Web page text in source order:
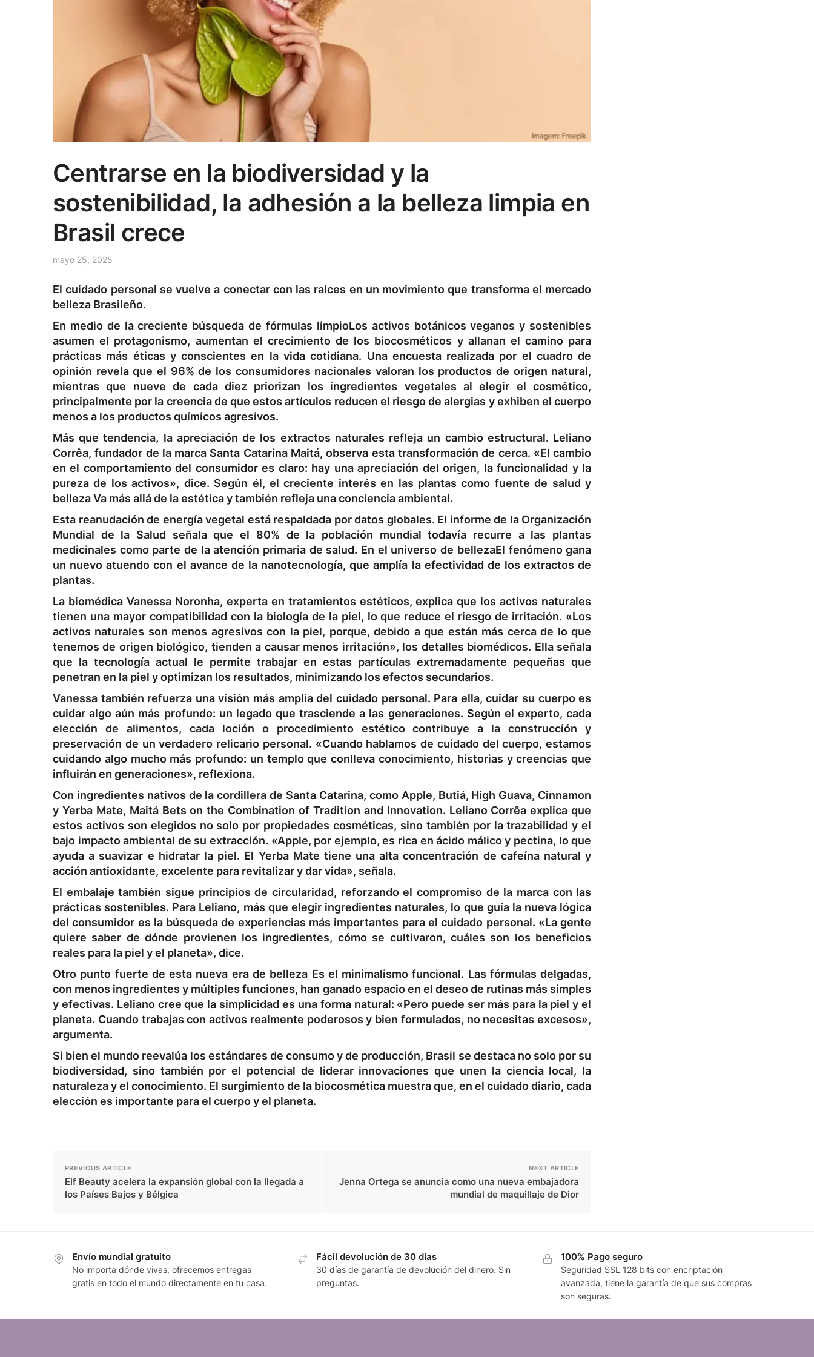
Centrarse en la biodiversidad y la
sostenibilidad, la adhesión a la belleza limpia en
Brasil crece
mayo 25, 2025
El cuidado personal se vuelve a conectar con las raíces en un movimiento que transforma el mercado
belleza Brasileño.
En medio de la creciente búsqueda de fórmulas limpioLos activos botánicos veganos y sostenibles
asumen el protagonismo, aumentan el crecimiento de los biocosméticos y allanan el camino para
prácticas más éticas y conscientes en la vida cotidiana. Una encuesta realizada por el cuadro de
opinión revela que el 96% de los consumidores nacionales valoran los productos de origen natural,
mientras que nueve de cada diez priorizan los ingredientes vegetales al elegir el cosmético,
principalmente por la creencia de que estos artículos reducen el riesgo de alergias y exhiben el cuerpo
menos a los productos químicos agresivos.
Más que tendencia, la apreciación de los extractos naturales refleja un cambio estructural. Leliano
Corrêa, fundador de la marca Santa Catarina Maitá, observa esta transformación de cerca. «El cambio
en el comportamiento del consumidor es claro: hay una apreciación del origen, la funcionalidad y la
pureza de los activos», dice. Según él, el creciente interés en las plantas como fuente de salud y
bellezaVa más allá de la estética y también refleja una conciencia ambiental.
Esta reanudación de energía vegetal está respaldada por datos globales. El informe de la Organización
Mundial de la Salud señala que el 80% de la población mundial todavía recurre a las plantas
medicinales como parte de la atención primaria de salud. En el universo de bellezaEl fenómeno gana
un nuevo atuendo con el avance de la nanotecnología, que amplía la efectividad de los extractos de
plantas.
La biomédica Vanessa Noronha, experta en tratamientos estéticos, explica que los activos naturales
tienen una mayor compatibilidad con la biología de la piel, lo que reduce el riesgo de irritación. «Los
activos naturales son menos agresivos con la piel, porque, debido a que están más cerca de lo que
tenemos de origen biológico, tienden a causar menos irritación», los detalles biomédicos. Ella señala
que la tecnología actual le permite trabajar en estas partículas extremadamente pequeñas que
penetran en la piel y optimizan los resultados, minimizando los efectos secundarios.
Vanessa también refuerza una visión más amplia del cuidado personal. Para ella, cuidar su cuerpo es
cuidar algo aún más profundo: un legado que trasciende a las generaciones. Según el experto, cada
elección de alimentos, cada loción o procedimiento estético contribuye a la construcción y
preservación de un verdadero relicario personal. «Cuando hablamos de cuidado del cuerpo, estamos
cuidando algo mucho más profundo: un templo que conlleva conocimiento, historias y creencias que
influirán en generaciones», reflexiona.
Con ingredientes nativos de la cordillera de Santa Catarina, como Apple, Butiá, High Guava, Cinnamon
y Yerba Mate, Maitá Bets on the Combination of Tradition and Innovation. Leliano Corrêa explica que
estos activos son elegidos no solo por propiedades cosméticas, sino también por la trazabilidad y el
bajo impacto ambiental de su extracción. «Apple, por ejemplo, es rica en ácido málico y pectina, lo que
ayuda a suavizar e hidratar la piel. El Yerba Mate tiene una alta concentración de cafeína natural y
acción antioxidante, excelente para revitalizar y dar vida», señala.
El embalaje también sigue principios de circularidad, reforzando el compromiso de la marca con las
prácticas sostenibles. Para Leliano, más que elegir ingredientes naturales, lo que guía la nueva lógica
del consumidor es la búsqueda de experiencias más importantes para el cuidado personal. «La gente
quiere saber de dónde provienen los ingredientes, cómo se cultivaron, cuáles son los beneficios
reales para la piel y el planeta», dice.
Otro punto fuerte de esta nueva era de belleza Es el minimalismo funcional. Las fórmulas delgadas,
con menos ingredientes y múltiples funciones, han ganado espacio en el deseo de rutinas más simples
y efectivas. Leliano cree que la simplicidad es una forma natural: «Pero puede ser más para la piel y el
planeta. Cuando trabajas con activos realmente poderosos y bien formulados, no necesitas excesos»,
argumenta.
Si bien el mundo reevalúa los estándares de consumo y de producción, Brasil se destaca no solo por su
biodiversidad, sino también por el potencial de liderar innovaciones que unen la ciencia local, la
naturaleza y el conocimiento. El surgimiento de la biocosmética muestra que, en el cuidado diario, cada
elección es importante para el cuerpo y el planeta.
PREVIOUS ARTICLE
Elf Beauty acelera la expansión global con la llegada a
los Países Bajos y Bélgica
NEXT ARTICLE
Jenna Ortega se anuncia como una nueva embajadora
mundial de maquillaje de Dior
Envío mundial gratuito
No importa dónde vivas, ofrecemos entregas
gratis en todo el mundo directamente en tu casa.
Fácil devolución de 30 días
30 días de garantía de devolución del dinero. Sin
preguntas.
100% Pago seguro
Seguridad SSL 128 bits con encriptación
avanzada, tiene la garantía de que sus compras
son seguras.